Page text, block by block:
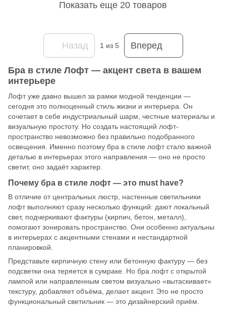
Показать еще 20 товаров
Назад 1 из 5 Вперед
Бра в стиле Лофт — акцент света в вашем
интерьере
Лофт уже давно вышел за рамки модной тенденции —
сегодня это полноценный стиль жизни и интерьера. Он
сочетает в себе индустриальный шарм, честные материалы и
визуальную простоту. Но создать настоящий лофт-
пространство невозможно без правильно подобранного
освещения. Именно поэтому бра в стиле лофт стало важной
деталью в интерьерах этого направления — оно не просто
светит, оно задаёт характер.
Почему бра в стиле лофт — это must have?
В отличие от центральных люстр, настенные светильники
лофт выполняют сразу несколько функций: дают локальный
свет, подчеркивают фактуры (кирпич, бетон, металл),
помогают зонировать пространство. Они особенно актуальны
в интерьерах с акцентными стенами и нестандартной
планировкой.
Представьте кирпичную стену или бетонную фактуру — без
подсветки она теряется в сумраке. Но бра лофт с открытой
лампой или направленным светом визуально «вытаскивает»
текстуру, добавляет объёма, делает акцент. Это не просто
функциональный светильник — это дизайнерский приём.